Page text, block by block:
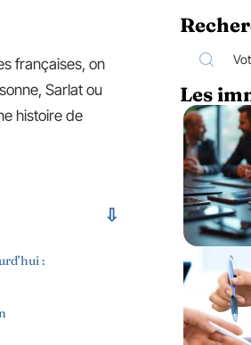
françaises, on
Sarlat ou
histoire de
:
Les